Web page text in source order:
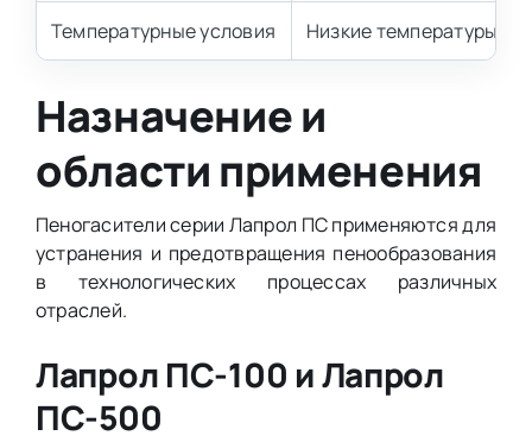
Температурные условия Низкие температуры
Назначение и
области применения
Пеногасители серии Лапрол ПС применяются для
устранения и предотвращения пенообразования
в технологических процессах различных
отраслей.
Лапрол ПС-100 и Лапрол
ПС-500